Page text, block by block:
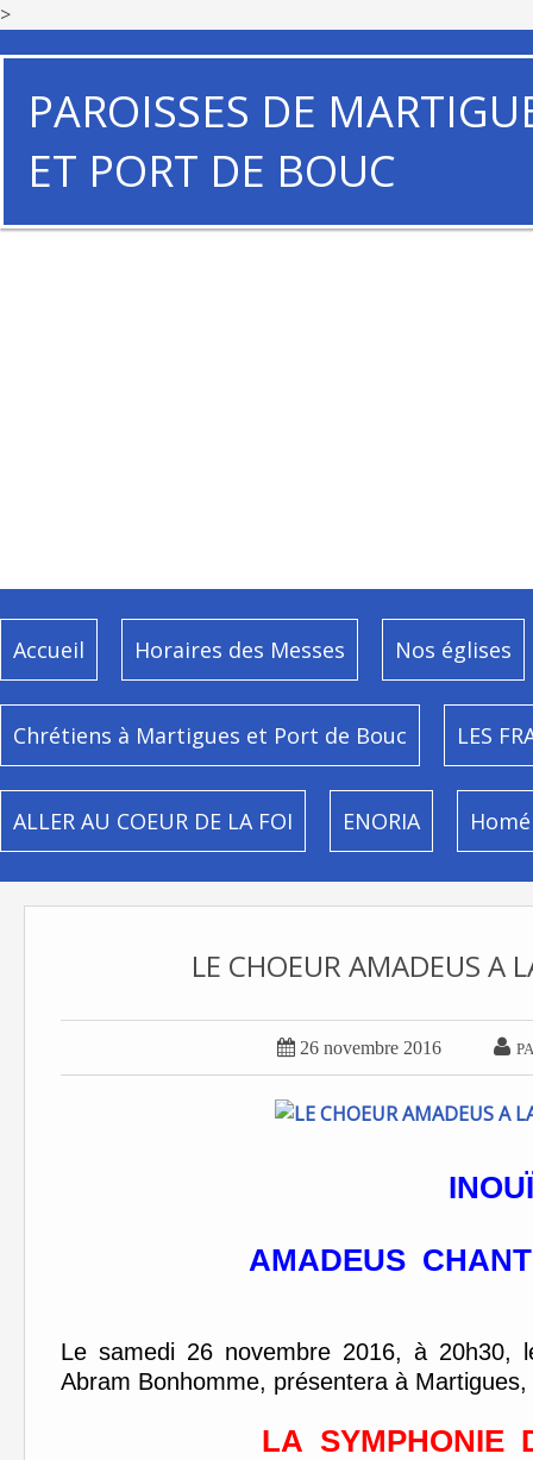
>
PAROISSES DE
ET PORT DE BOUC
Accueil Horaires des Messes Nos églises
Chrétiens à Martigues et Port de Bouc LES
ALLER AU COEUR DE LA FOI ENORIA
LE CHOEUR AMADEUS A
 26 novembre 2016 
AMADEUS
Le samedi 26 novembre 2016, à 20h30,
Abram Bonhomme, présentera à Martigues,
LA SYMPHONIE